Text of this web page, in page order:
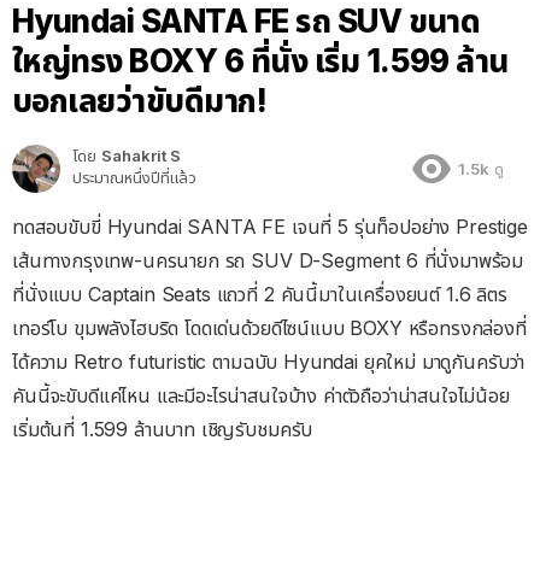
Hyundai SANTA FE รถ SUV ขนาด
ใหญ่ทรง BOXY 6 ที่นั่ง เริ่ม 1.599 ล้าน
บอกเลยว่าขับดีมาก!
โดย Sahakrit S
ประมาณหนึ่งปีที่แล้ว
1.5k ดู
ทดสอบขับขี่ Hyundai SANTA FE เจนที่ 5 รุ่นท็อปอย่าง Prestige
เส้นทางกรุงเทพ-นครนายก รถ SUV D-Segment 6 ที่นั่งมาพร้อม
ที่นั่งแบบ Captain Seats แถวที่ 2 คันนี้มาในเครื่องยนต์ 1.6 ลิตร
เทอร์โบ ขุมพลังไฮบริด โดดเด่นด้วยดีไซน์แบบ BOXY หรือทรงกล่องที่
ได้ความ Retro futuristic ตามฉบับ Hyundai ยุคใหม่ มาดูกันครับว่า
คันนี้จะขับดีแค่ไหน และมีอะไรน่าสนใจบ้าง ค่าตัวถือว่าน่าสนใจไม่น้อย
เริ่มต้นที่ 1.599 ล้านบาท เชิญรับชมครับ